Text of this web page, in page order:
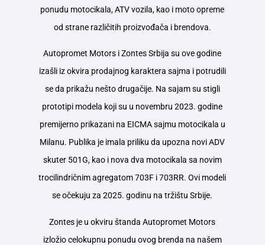
ponudu motocikala, ATV vozila, kao i moto opreme
od strane različitih proizvođača i brendova.
Autopromet Motors i Zontes Srbija su ove godine
izašli iz okvira prodajnog karaktera sajma i potrudili
se da prikažu nešto drugačije. Na sajam su stigli
prototipi modela koji su u novembru 2023. godine
premijerno prikazani na EICMA sajmu motocikala u
Milanu. Publika je imala priliku da upozna novi ADV
skuter 501G, kao i nova dva motocikala sa novim
trocilindričnim agregatom 703F i 703RR. Ovi modeli
se očekuju za 2025. godinu na tržištu Srbije.
Zontes je u okviru štanda Autopromet Motors
izložio celokupnu ponudu ovog brenda na našem